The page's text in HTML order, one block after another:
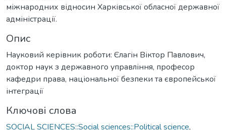
міжнародних відносин Харківської обласної державної
адміністрації.
Опис
Науковий керівник роботи: Єлагін Віктор Павлович,
доктор наук з державного управління, професор
кафедри права, національної безпеки та європейської
інтеграції
Ключові слова
SOCIAL SCIENCES::Social sciences::Political science,